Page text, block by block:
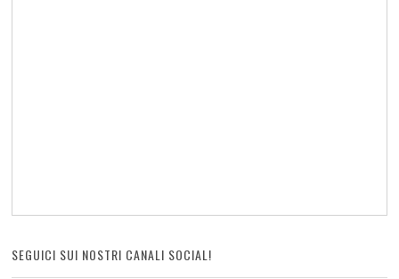
SEGUICI SUI NOSTRI CANALI SOCIAL!